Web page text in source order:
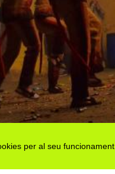
per al seu funcionament.